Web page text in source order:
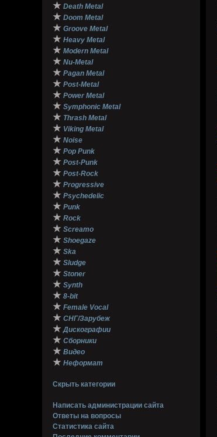
★ Death Metal
★ Doom Metal
★ Groove Metal
★ Heavy Metal
★ Modern Metal
★ Nu-Metal
★ Pagan Metal
★ Post-Metal
★ Power Metal
★ Symphonic Metal
★ Thrash Metal
★ Viking Metal
★ Noise
★ Pop Punk
★ Post-Punk
★ Post-Rock
★ Progressive
★ Psychedelic
★ Punk
★ Rock
★ Screamo
★ Shoegaze
★ Ska
★ Sludge
★ Stoner
★ Synth
★ 8-bit
★ Female Vocal
★ СНГ/Зарубеж
★ Дискографии
★ Сборники
★ Видео
★ Неформат
Скрыть категории
Написать администрации сайта
Ответы на вопросы
Статистика сайта